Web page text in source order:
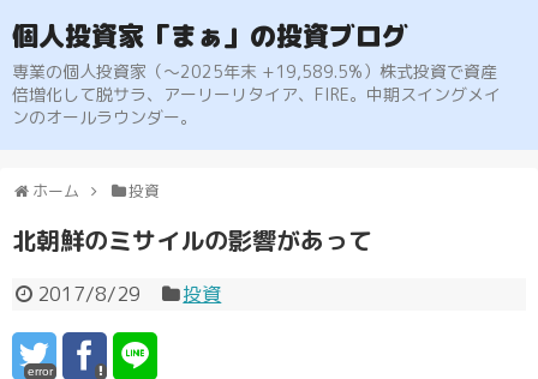
個人投資家「まぁ」の投資ブログ
専業の個人投資家（〜2025年末 +19,589.5%）株式投資で資産
倍増化して脱サラ、アーリーリタイア、FIRE。中期スイングメイ
ンのオールラウンダー。
ホーム 投資
北朝鮮のミサイルの影響があって
2017/8/29 投資
error